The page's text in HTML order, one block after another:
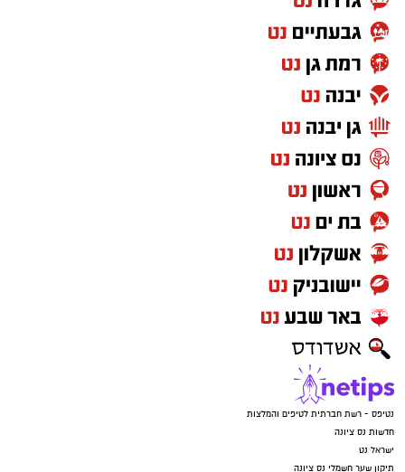
נטיפס - רשת חברתית לטיפים והמלצות
חדשות נס ציונה
ישראל נט
תיקון שער חשמלי נס ציונה